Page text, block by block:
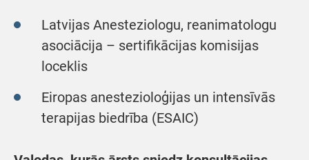
Latvijas Anesteziologu, reanimatologu
asociācija – sertifikācijas komisijas
loceklis
Eiropas anestezioloģijas un intensīvās
terapijas biedrība (ESAIC)